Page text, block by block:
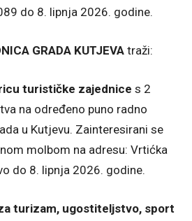
do 8. lipnja 2026. godine.
GRADA KUTJEVA traži:
turističke zajednice s 2
na određeno puno radno
u Kutjevu. Zainteresirani se
molbom na adresu: Vrtićka
do 8. lipnja 2026. godine.
turizam, ugostiteljstvo, sport